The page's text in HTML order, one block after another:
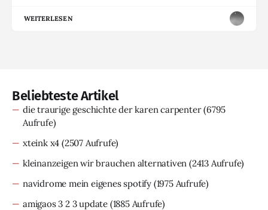
WEITERLESEN
Beliebteste Artikel
die traurige geschichte der karen carpenter(6795
Aufrufe)
xteink x4 (2507 Aufrufe)
kleinanzeigen wir brauchen alternativen (2413 Aufrufe)
navidrome mein eigenes spotify (1975 Aufrufe)
amigaos 3 2 3 update (1885 Aufrufe)